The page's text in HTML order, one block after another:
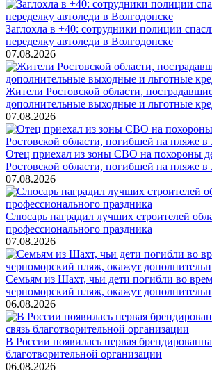
Заглохла в +40: сотрудники полиции
переделку автоледи в Волгодонске
07.08.2026
Жители Ростовской области,
дополнительные выходные и льготные
07.08.2026
Отец приехал из зоны СВО на похороны
Ростовской области, погибшей на пляже
07.08.2026
Слюсарь наградил лучших строителей
профессионального праздника
07.08.2026
Семьям из Шахт, чьи дети погибли во
черноморский пляж, окажут
06.08.2026
В России появилась первая
благотворительной организации
06.08.2026